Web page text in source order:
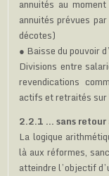
annuités au
annuités prévues
décotes)
● Baisse du pouvoir
Divisions entre
revendications
actifs et retraités sur
2.2.1 … sans retour
La logique
là aux réformes,
atteindre l’objectif